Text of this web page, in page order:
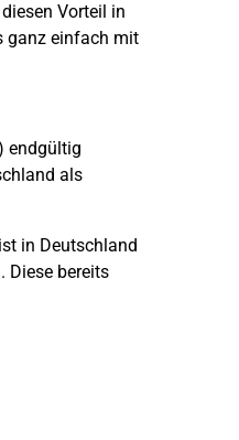
Vorteil in
ganz einfach mit
endgültig
als
in Deutschland
Diese bereits